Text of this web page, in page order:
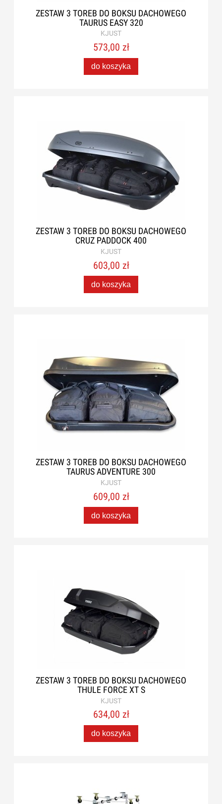
ZESTAW 3 TOREB DO BOKSU DACHOWEGO
TAURUS EASY 320
KJUST
573,00 zł
do koszyka
ZESTAW 3 TOREB DO BOKSU DACHOWEGO
CRUZ PADDOCK 400
KJUST
603,00 zł
do koszyka
ZESTAW 3 TOREB DO BOKSU DACHOWEGO
TAURUS ADVENTURE 300
KJUST
609,00 zł
do koszyka
ZESTAW 3 TOREB DO BOKSU DACHOWEGO
THULE FORCE XT S
KJUST
634,00 zł
do koszyka